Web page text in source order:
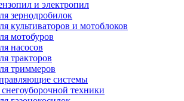
и электропил
зернодробилок
культиваторов и мотоблоков
мотобуров
насосов
тракторов
триммеров
системы
техники